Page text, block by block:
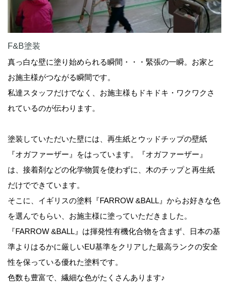
F&B塗装
真っ白な壁に塗り始められる瞬間・・・緊張の一瞬。お家と
お施主様がつながる瞬間です。
私達スタッフだけでなく、お施主様もドキドキ・ワクワクさ
れているのが伝わります。
塗装していただいた壁には、再生紙とウッドチップの壁紙
『オガファーザー』をはっています。『オガファーザー』
は、接着剤などの化学物質を使わずに、木のチップと再生紙
だけでできています。
そこに、イギリスの塗料『FARROW &BALL』からお好きな色
を選んでもらい、お施主様に塗っていただきました。
『FARROW &BALL』は揮発性有機化合物を含まず、日本の基
準よりはるかに厳しいEU基準をクリアした最高ランクの安全
性を保っている優れた塗料です。
色数も豊富で、繊細な色がたくさんあります♪